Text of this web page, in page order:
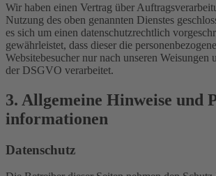
Wir haben einen Vertrag über
Nutzung des oben genannten Dienstes
es sich um einen datenschutzrechtlich
gewährleistet, dass dieser die
Websitebesucher nur nach unseren Weisungen
der DSGVO verarbeitet.
3. Allgemeine Hinweise und
informationen
Datenschutz